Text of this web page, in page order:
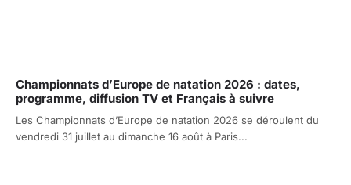
Championnats d’Europe de natation 2026 : dates,
programme, diffusion TV et Français à suivre
Les Championnats d’Europe de natation 2026 se déroulent du
vendredi 31 juillet au dimanche 16 août à Paris...